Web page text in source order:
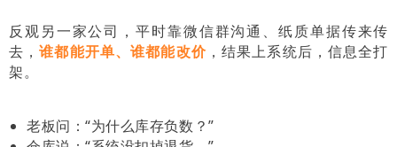
反观另一家公司，平时靠微信群沟通、纸质单据传来传
去，谁都能开单、谁都能改价，结果上系统后，信息全打
架。
老板问：“为什么库存负数？”